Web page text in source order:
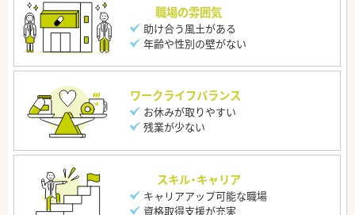
職場の雰囲気
助け合う風土がある
年齢や性別の壁がない
ワークライフバランス
お休みが取りやすい
残業が少ない
スキル・キャリア
キャリアアップ可能な職場
資格取得支援が充実